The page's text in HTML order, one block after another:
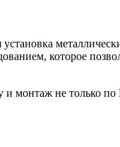
которое
монтаж не только